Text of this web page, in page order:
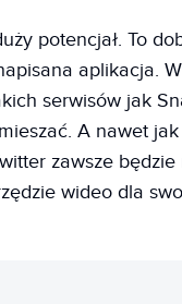
potencjał. To
aplikacja.
serwisów jak
A nawet
zawsze będzie
wideo dla